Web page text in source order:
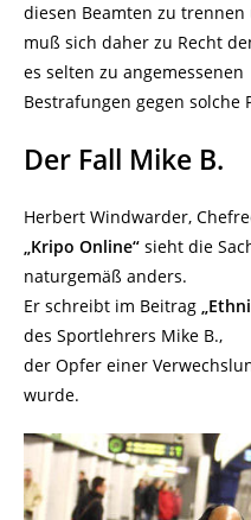
diesen Beamten zu trennen
muß sich daher zu Recht
es selten zu angemessenen
Bestrafungen gegen solche
Der Fall Mike B.
Herbert Windwarder,
„Kripo Online“ sieht die
naturgemäß anders.
Er schreibt im Beitrag
des Sportlehrers Mike B.,
der Opfer einer
wurde.